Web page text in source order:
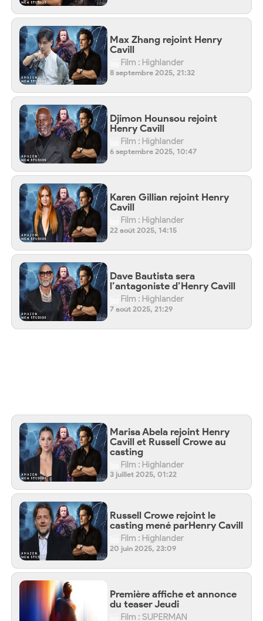
Max Zhang rejoint Henry
Cavill
Film : Highlander
8 septembre 2025, 21:32
Djimon Hounsou rejoint
Henry Cavill
Film : Highlander
6 septembre 2025, 10:47
Karen Gillian rejoint Henry
Cavill
Film : Highlander
22 août 2025, 14:15
Dave Bautista sera
l’antagoniste d’Henry Cavill
Film : Highlander
7 août 2025, 21:29
Marisa Abela rejoint Henry
Cavill et Russell Crowe au
casting
Film : Highlander
3 juillet 2025, 01:22
Russell Crowe rejoint le
casting mené parHenry Cavill
Film : Highlander
20 juin 2025, 23:09
Première affiche et annonce
du teaser Jeudi
Film : SUPERMAN